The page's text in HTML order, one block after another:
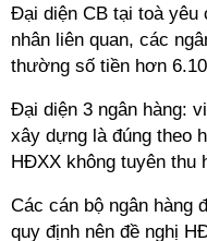
Đại diện CB tại toà
nhân liên quan, các
thường số tiền hơn
Đại diện 3 ngân hàng:
xây dựng là đúng theo
HĐXX không tuyên thu
Các cán bộ ngân hàng
quy định nên đề nghị